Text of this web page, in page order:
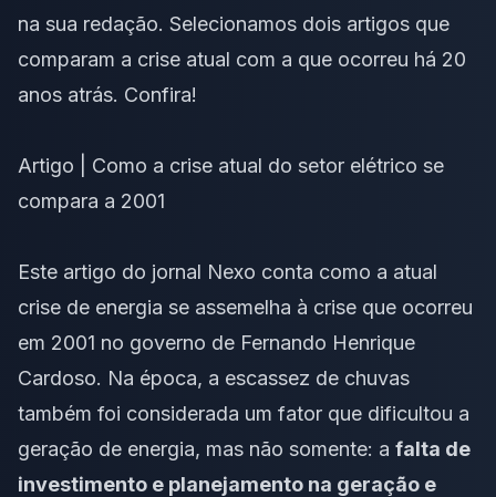
na sua redação. Selecionamos dois artigos que
comparam a crise atual com a que ocorreu há 20
anos atrás. Confira!
Artigo | Como a crise atual do setor elétrico se
compara a 2001
Este artigo do jornal Nexo conta como a atual
crise de energia se assemelha à crise que ocorreu
em 2001 no governo de Fernando Henrique
Cardoso. Na época, a escassez de chuvas
também foi considerada um fator que dificultou a
geração de energia, mas não somente: a falta de
investimento e planejamento na geração e